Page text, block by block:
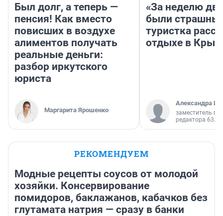
Был долг, а теперь —
пенсия! Как вместо
повисших в воздухе
алиментов получать
реальные деньги:
разбор иркутского
юриста
Маргарита Ярошенко
«За неделю
были
туристка
отдыхе в
Александра
заместитель
редактора 63.RU
РЕКОМЕНДУЕМ
Модные рецепты соусов от молодой
хозяйки. Консервирование
помидоров, баклажанов, кабачков без
глутамата натрия — сразу в банки